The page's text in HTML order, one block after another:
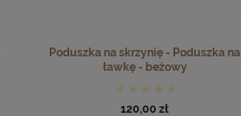
Poduszka na skrzynię - Poduszka na
ławkę - beżowy
120,00 zł